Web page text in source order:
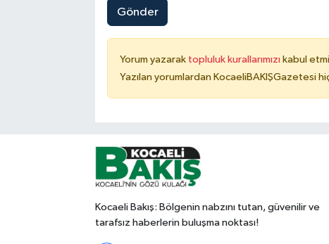
Gönder
Yorum yazarak topluluk kurallarımızı kabul
Yazılan yorumlardan KocaeliBAKIŞGazetesi
Kocaeli Bakış: Bölgenin nabzını tutan, güvenilir ve
tarafsız haberlerin buluşma noktası!